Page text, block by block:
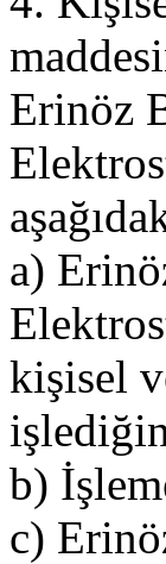
Erinöz
a)
kişisel
b)
c)